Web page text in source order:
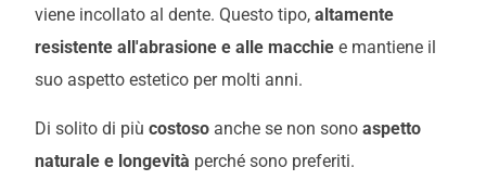
viene incollato al dente. Questo tipo, altamente
resistente all'abrasione e alle macchie e mantiene il
suo aspetto estetico per molti anni.
Di solito di più costoso anche se non sono aspetto
naturale e longevità perché sono preferiti.